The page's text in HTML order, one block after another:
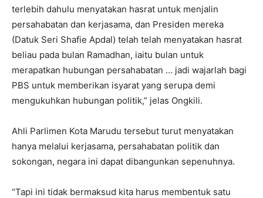
terlebih dahulu menyatakan hasrat untuk menjalin
persahabatan dan kerjasama, dan Presiden mereka
(Datuk Seri Shafie Apdal) telah telah menyatakan hasrat
beliau pada bulan Ramadhan, iaitu bulan untuk
merapatkan hubungan persahabatan … jadi wajarlah bagi
PBS untuk memberikan isyarat yang serupa demi
mengukuhkan hubungan politik,” jelas Ongkili.
Ahli Parlimen Kota Marudu tersebut turut menyatakan
hanya melalui kerjasama, persahabatan politik dan
sokongan, negara ini dapat dibangunkan sepenuhnya.
“Tapi ini tidak bermaksud kita harus membentuk satu